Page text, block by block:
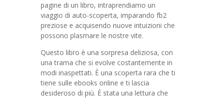
pagine di un libro, intraprendiamo un
viaggio di auto-scoperta, imparando fb2
preziose e acquisendo nuove intuizioni che
possono plasmare le nostre vite.
Questo libro è una sorpresa deliziosa, con
una trama che si evolve costantemente in
modi inaspettati. È una scoperta rara che ti
tiene sulle ebooks online e ti lascia
desideroso di più. È stata una lettura che